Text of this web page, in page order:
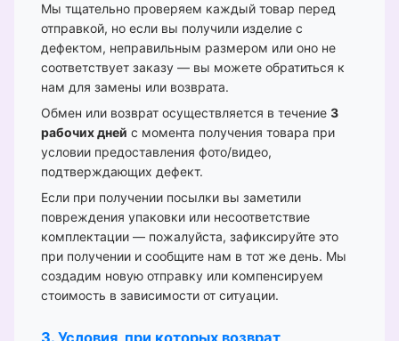
Мы тщательно проверяем каждый товар перед
отправкой, но если вы получили изделие с
дефектом, неправильным размером или оно не
соответствует заказу — вы можете обратиться к
нам для замены или возврата.
Обмен или возврат осуществляется в течение 3
рабочих дней с момента получения товара при
условии предоставления фото/видео,
подтверждающих дефект.
Если при получении посылки вы заметили
повреждения упаковки или несоответствие
комплектации — пожалуйста, зафиксируйте это
при получении и сообщите нам в тот же день. Мы
создадим новую отправку или компенсируем
стоимость в зависимости от ситуации.